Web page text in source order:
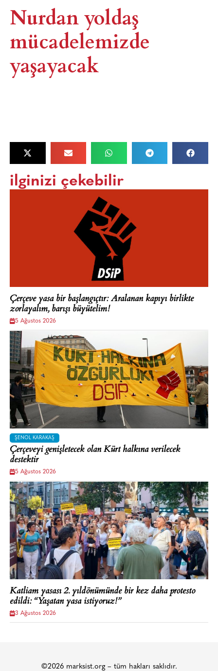
Nurdan yoldaş
mücadelemizde
yaşayacak
ilginizi çekebilir
Çerçeve yasa bir başlangıçtır: Aralanan kapıyı birlikte
zorlayalım, barışı büyütelim!
5 Ağustos 2026
ŞENOL KARAKAŞ
Çerçeveyi genişletecek olan Kürt halkına verilecek
destektir
5 Ağustos 2026
Katliam yasası 2. yıldönümünde bir kez daha protesto
edildi: “Yaşatan yasa istiyoruz!”
3 Ağustos 2026
©2026 marksist.org – tüm hakları saklıdır.